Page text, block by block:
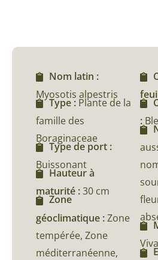
Nom latin :
Myosotis alpestris
Type : Plante de la
famille des
Boraginaceae
Type de port :
Buissonant
Hauteur à
maturité :30 cm
Zone
géoclimatique :Zone
tempérée, Zone
méditerranéenne,
: